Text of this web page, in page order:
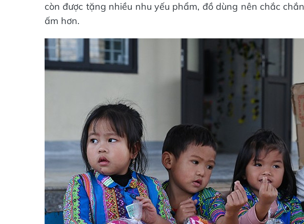
còn được tặng nhiều nhu yếu phẩm, đồ dùng nên chắc
ấm hơn.